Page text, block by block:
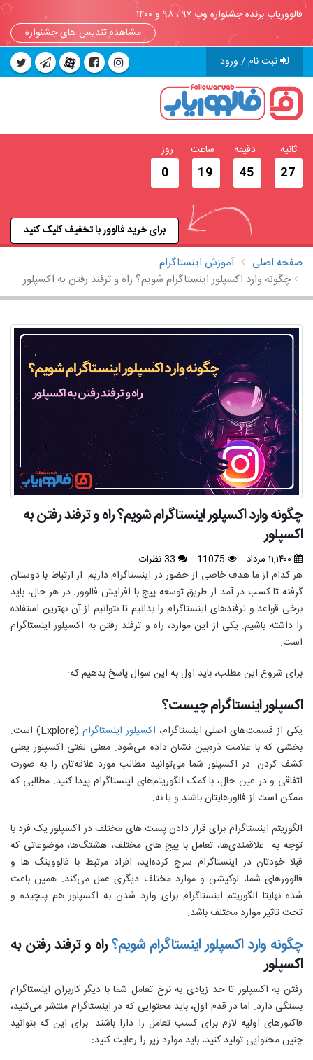
فالووریاب برنده جشنواره وب ۹۷ ، ۹۸ و ۱۴۰۰
مشاهده تندیس های جشنواره
ثبت نام / ورود
27
ثانیه
45
دقیقه
19
ساعت
0
روز
برای خرید فالوور با تخفیف کلیک کنید
صفحه اصلی
آموزش اینستاگرام
چگونه وارد اکسپلور اینستاگرام شویم؟ راه و ترفند رفتن به اکسپلور
چگونه وارد اکسپلور اینستاگرام شویم؟ راه و ترفند رفتن به
اکسپلور
هر کدام از ما هدف خاصی از حضور در اینستاگرام داریم. از ارتباط با دوستان
گرفته تا کسب در آمد از طریق توسعه پیج با افزایش فالوور. در هر حال، باید
برخی قواعد و ترفندهای اینستاگرام را بدانیم تا بتوانیم از آن بهترین استفاده
را داشته باشیم. یکی از این موارد، راه و ترفند رفتن به اکسپلور اینستاگرام
است.
برای شروع این مطلب، باید اول به این سوال پاسخ بدهیم که:
اکسپلور اینستاگرام چیست؟
یکی از قسمت‌های اصلی اینستاگرام، اکسپلور اینستاگرام (
Explore) است.
بخشی که با علامت ذره‌بین نشان داده می‌شود. معنی لغتی اکسپلور یعنی
کشف کردن. در اکسپلور شما می‌توانید مطالب مورد علاقه‌تان را به صورت
اتفاقی و در عین حال، با کمک الگوریتم‌های اینستاگرام پیدا کنید. مطالبی که
ممکن است از فالورهایتان باشند و یا نه.
الگوریتم اینستاگرام برای قرار دادن پست های مختلف در اکسپلور یک فرد با
توجه به علاقمندی‌ها، تعامل با پیج های مختلف، هشتگ‌ها، موضوعاتی که
قبلا خودتان در اینستاگرام سرچ کرده‌اید، افراد مرتبط با فالووینگ ها و
فالوورهای شما، لوکیشن و موارد مختلف دیگری عمل می‌کند. همین باعث
شده نهایتا الگوریتم اینستاگرام برای وارد شدن به اکسپلور هم پیچیده و
تحت تاثیر موارد مختلف باشد.
چگونه وارد اکسپلور اینستاگرام شویم؟راه و ترفند رفتن به
اکسپلور
رفتن به اکسپلور تا حد زیادی به نرخ تعامل شما با دیگر کاربران اینستاگرام
بستگی دارد. اما در قدم اول، باید محتوایی که در اینستاگرام منتشر می‌کنید،
فاکتورهای اولیه لازم برای کسب تعامل را دارا باشند. برای این که بتوانید
چنین محتوایی تولید کنید، باید موارد زیر را رعایت کنید: